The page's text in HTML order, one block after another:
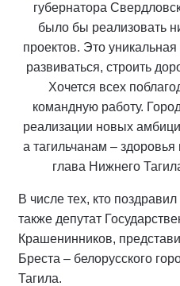
губернатора
было бы реализовать
проектов. Это
развиваться, строить
Хочется всех
командную работу.
реализации новых
а тагильчанам – здоровья
глава Нижнего
В числе тех, кто
также депутат
Крашенинников,
Бреста – белорусского
Тагила.